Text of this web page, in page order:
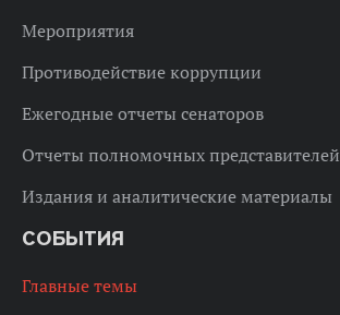
Мероприятия
Противодействие коррупции
Ежегодные отчеты сенаторов
Отчеты полномочных представителей
Издания и аналитические материалы
СОБЫТИЯ
Главные темы